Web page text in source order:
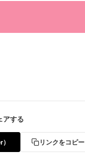
アする
リンクをコピー